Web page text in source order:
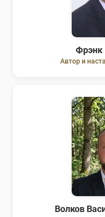
Фрэнк
Автор и
Волков